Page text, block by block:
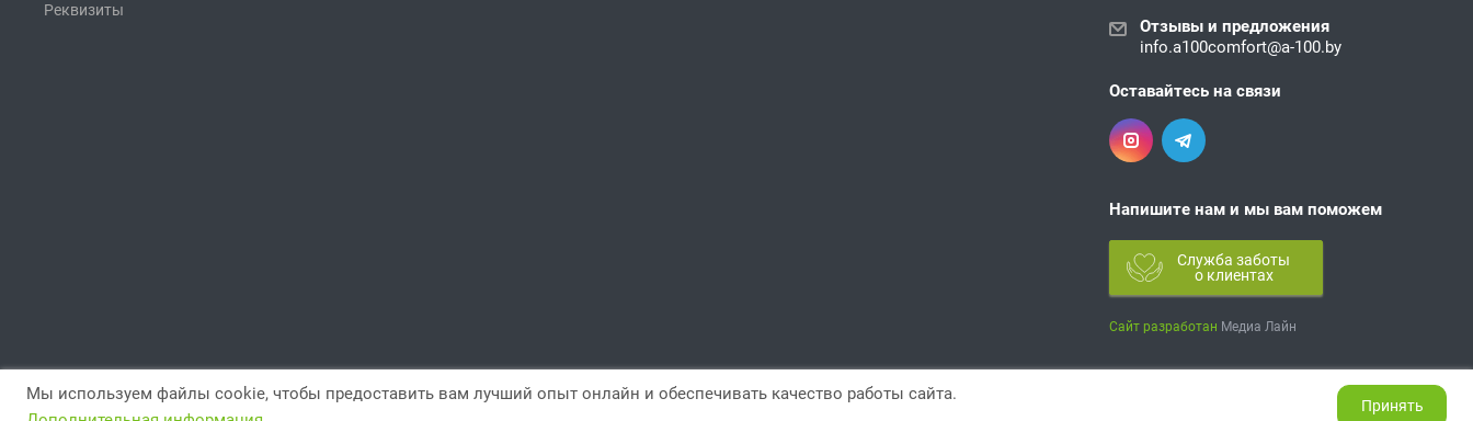
Мы используем файлы cookie, чтобы предоставить вам лучший опыт онлайн и обеспечивать качество работы сайта.
Принять
Реквизиты
Отзывы и предложения
info.a100comfort@a-100.by
Оставайтесь на связи
Напишите нам и мы вам поможем
Служба заботы
о клиентах
Сайт разработан Медиа Лайн
© 2026 Все права защищены.
Политика обработки персональных данных